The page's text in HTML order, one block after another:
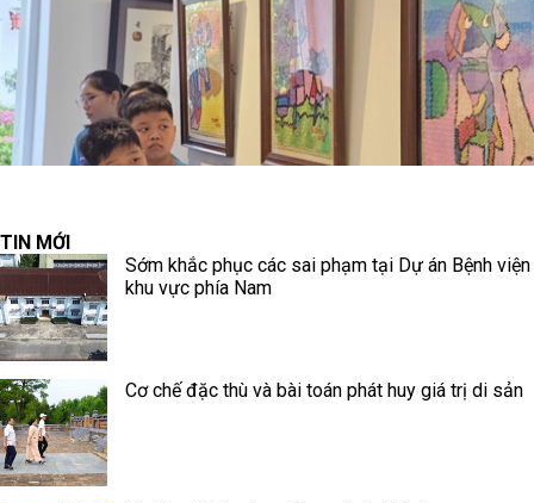
TIN MỚI
Sớm khắc phục các sai phạm tại Dự án Bệnh
khu vực phía Nam
Cơ chế đặc thù và bài toán phát huy giá trị di sản